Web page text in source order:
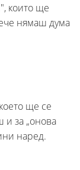
които ще
нямаш дума
ще се
за „онова
наред.